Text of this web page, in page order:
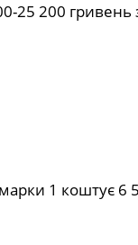
25 200
1 коштує 6